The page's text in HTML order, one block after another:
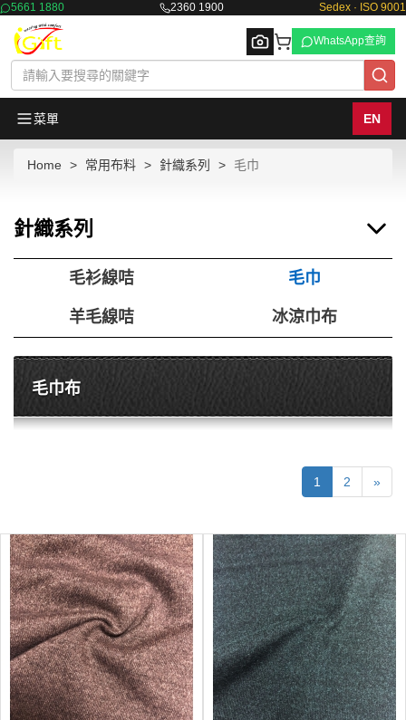
5661 1880 2360 1900 Sedex · ISO 9001
Browse
WhatsApp查詢
菜單 EN
Home 常用布料 針織系列 毛巾
針織系列
毛衫線咭 毛巾
羊毛線咭 冰涼巾布
毛巾布
1 2 »